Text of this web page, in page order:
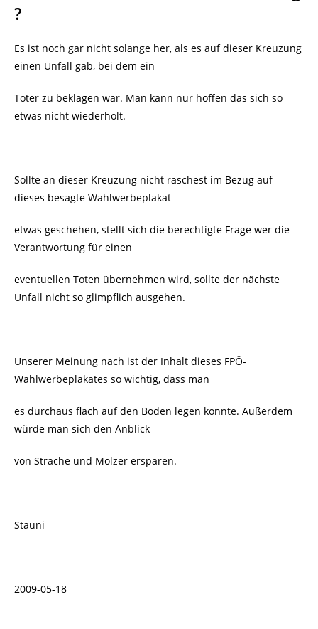
?
Es ist noch gar nicht solange her, als es auf dieser Kreuzung
einen Unfall gab, bei dem ein
Toter zu beklagen war. Man kann nur hoffen das sich so
etwas nicht wiederholt.
Sollte an dieser Kreuzung nicht raschest im Bezug auf
dieses besagte Wahlwerbeplakat
etwas geschehen, stellt sich die berechtigte Frage wer die
Verantwortung für einen
eventuellen Toten übernehmen wird, sollte der nächste
Unfall nicht so glimpflich ausgehen.
Unserer Meinung nach ist der Inhalt dieses FPÖ-
Wahlwerbeplakates so wichtig, dass man
es durchaus flach auf den Boden legen könnte. Außerdem
würde man sich den Anblick
von Strache und Mölzer ersparen.
Stauni
2009-05-18